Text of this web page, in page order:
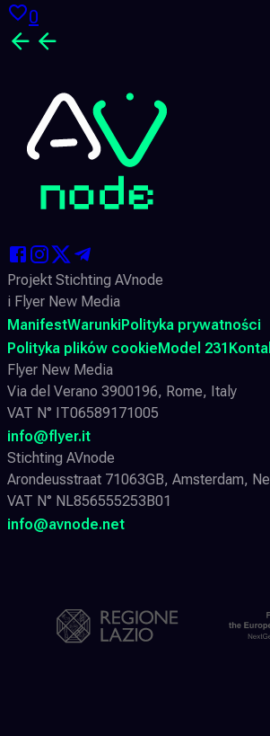
0
Projekt Stichting AVnode
i Flyer New Media
ManifestWarunkiPolityka prywatności
Polityka plików cookieModel 231
Flyer New Media
Via del Verano 3900196, Rome, Italy
VAT N° IT06589171005
info@flyer.it
Stichting AVnode
Arondeusstraat 71063GB, Amsterdam,
VAT N° NL856555253B01
info@avnode.net